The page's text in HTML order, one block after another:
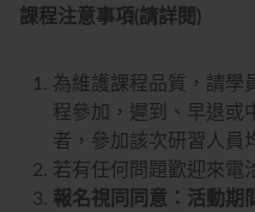
課程注意事項(請詳閱)
為維護課程品質，請學
程參加，遲到、早退或
者，參加該次研習人員
若有任何問題歡迎來電
報名視同同意：活動期